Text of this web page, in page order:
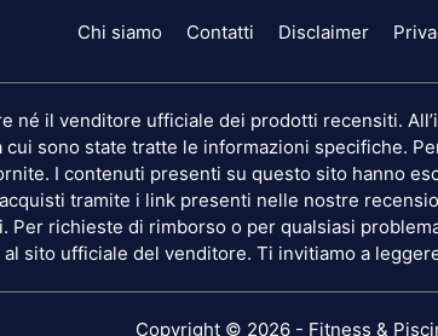
Chi siamo Contatti Disclaimer
né il venditore ufficiale dei prodotti recensiti.
sono state tratte le informazioni specifiche.
I contenuti presenti su questo sito hanno
tramite i link presenti nelle nostre
richieste di rimborso o per qualsiasi
sito ufficiale del venditore. Ti invitiamo a
Copyright © 2026 - Fitness &